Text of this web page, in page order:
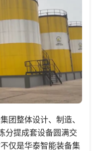
团整体设计、制造、
分提成套设备圆满交
仅是华泰智能装备集